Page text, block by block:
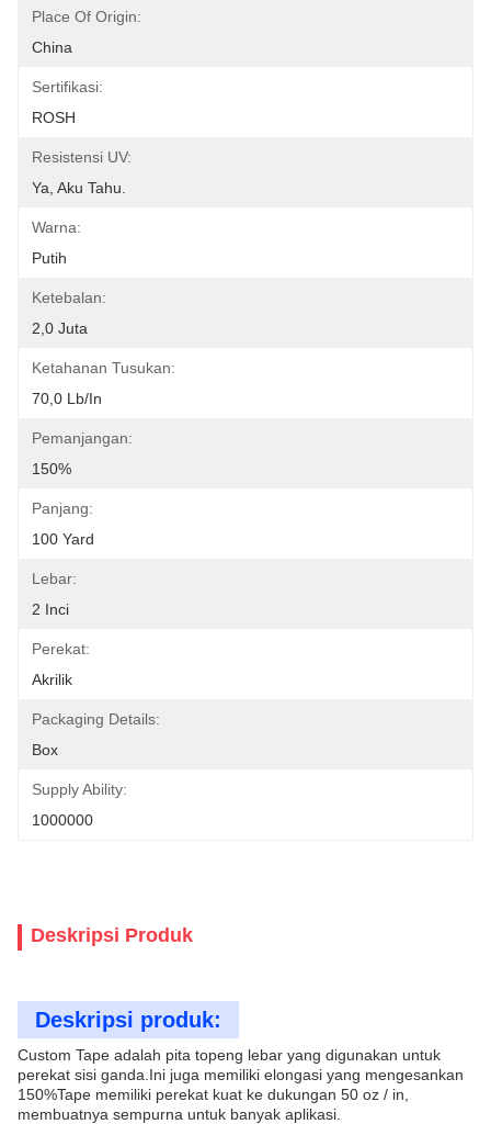
Place Of Origin:
China
Sertifikasi:
ROSH
Resistensi UV:
Ya, Aku Tahu.
Warna:
Putih
Ketebalan:
2,0 Juta
Ketahanan Tusukan:
70,0 Lb/in
Pemanjangan:
150%
Panjang:
100 Yard
Lebar:
2 Inci
Perekat:
Akrilik
Packaging Details:
Box
Supply Ability:
1000000
Deskripsi Produk
Deskripsi produk:
Custom Tape adalah pita topeng lebar yang digunakan untuk
perekat sisi ganda.Ini juga memiliki elongasi yang mengesankan
150%Tape memiliki perekat kuat ke dukungan 50 oz / in,
membuatnya sempurna untuk banyak aplikasi.